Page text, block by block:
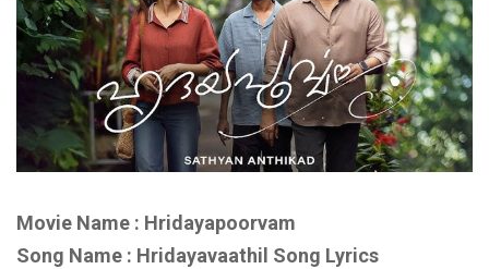
Movie Name : Hridayapoorvam
Song Name : Hridayavaathil Song Lyrics